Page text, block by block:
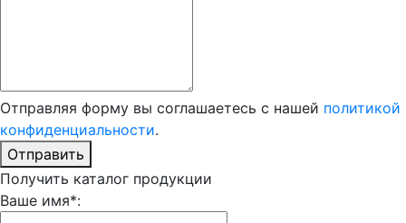
Отправляя форму вы соглашаетесь с нашей политикой
конфиденциальности.
Отправить
Получить каталог продукции
Ваше имя*: